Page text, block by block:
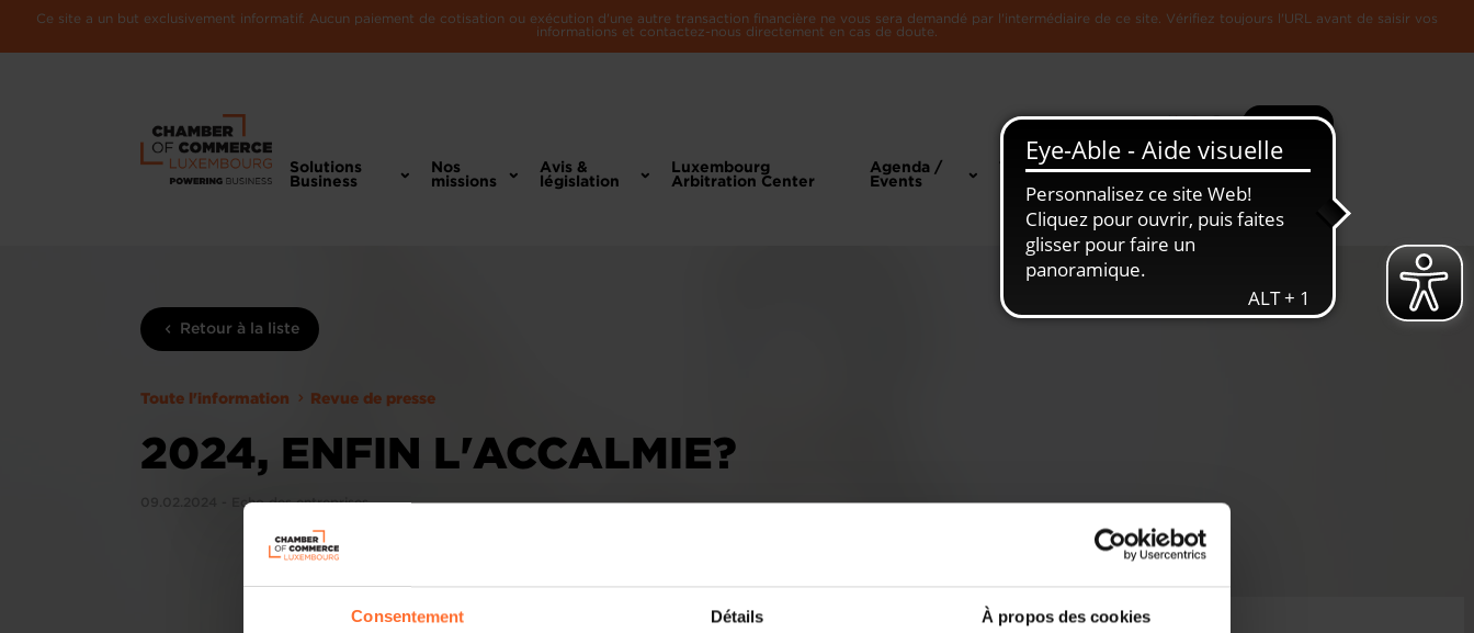
Consentement Détails À propos des cookies
Ce site a un but exclusivement informatif. Aucun paiement de cotisation ou exécution d'une autre transaction financière ne vous sera demandé par l'intermédiaire de ce site. Vérifiez toujours l'URL avant de saisir vos
informations et contactez-nous directement en cas de doute.
Recherche Plus
Solutions
Business
Nos
missions
Avis &
législation
Luxembourg
Arbitration Center
Agenda /
Events
Toute
L'Economie
Retour à la liste
Toute l'information Revue de presse
2024, ENFIN L'ACCALMIE?
09.02.2024 - Echo des entreprises